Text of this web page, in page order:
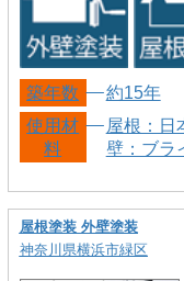
築年数
約15年
使用材
料
屋根：
壁：ブラ
屋根塗装 外壁塗装
神奈川県横浜市緑区